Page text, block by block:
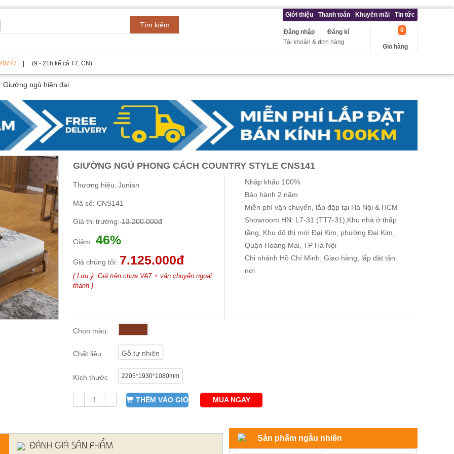
Tìm kiếm
Giới thiệu Thanh toán Khuyến mãi Tin tức
Đăng kí
Đăng nhập
Tài khoản & đơn hàng
Giỏ hàng
0
| (9 - 21h kể cả T7, CN)
Giường ngủ hiện đại
GIƯỜNG NGỦ PHONG CÁCH COUNTRY STYLE CNS141
Thương hiệu: Junian
Mã số: CNS141
Giá thị trường:13.200.000đ
Giảm: 46%
Giá chúng tôi: 7.125.000đ
( Lưu ý: Giá trên chưa VAT + vận chuyển ngoại
thành )
Nhập khẩu 100%
Bảo hành 2 năm
Miễn phí vận chuyển, lắp đặp tại Hà Nội & HCM
Showroom HN: L7-31 (TT7-31),Khu nhà ở thấp
tầng, Khu đô thị mới Đại Kim, phường Đại Kim,
Quận Hoàng Mai, TP Hà Nội
Chi nhánh Hồ Chí Minh: Giao hàng, lắp đặt tận
nơi
Chọn màu:
Chất liệu Gỗ tự nhiên
Kích thước 2205*1930*1080mm
THÊM VÀO GIỎ MUA NGAY
ĐÁNH GIÁ SẢN PHẨM
Sản phẩm ngẫu nhiên